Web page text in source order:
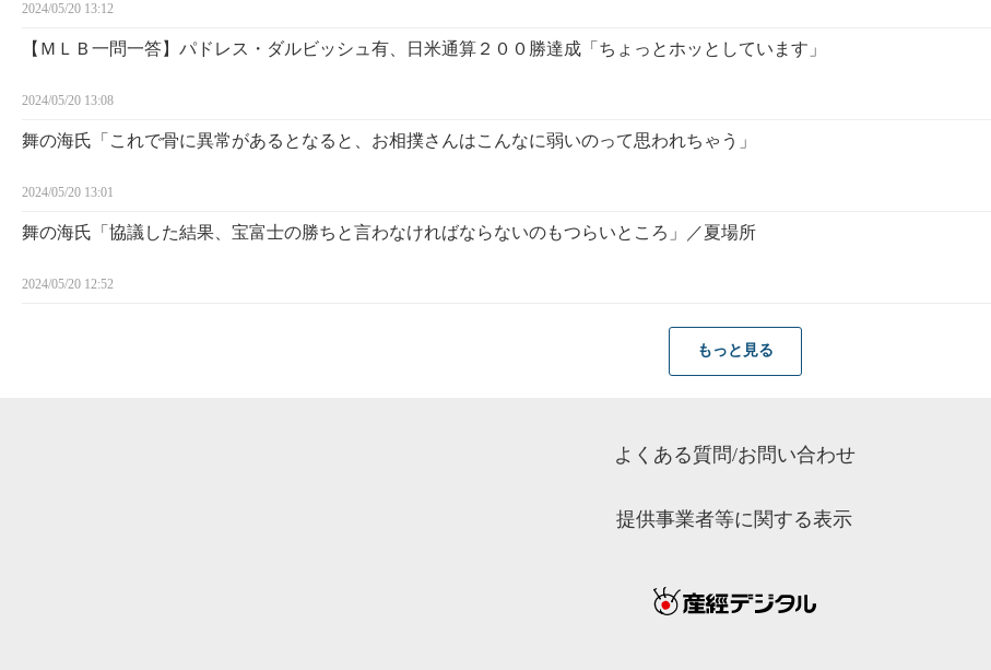
2024/05/20 13:12
【ＭＬＢ一問一答】パドレス・ダルビッシュ有、日米通算２００勝達成「ちょっとホッとしています」
2024/05/20 13:08
舞の海氏「これで骨に異常があるとなると、お相撲さんはこんなに弱いのって思われちゃう」
2024/05/20 13:01
舞の海氏「協議した結果、宝富士の勝ちと言わなければならないのもつらいところ」／夏場所
2024/05/20 12:52
もっと見る
よくある質問/お問い合わせ
提供事業者等に関する表示